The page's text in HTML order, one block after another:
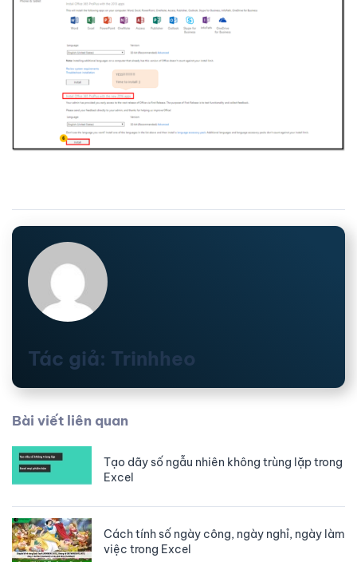
Tác giả: Trinhheo
Bài viết liên quan
Tạo dãy số ngẫu nhiên không trùng lặp trong
Excel
Cách tính số ngày công, ngày nghỉ, ngày làm
việc trong Excel